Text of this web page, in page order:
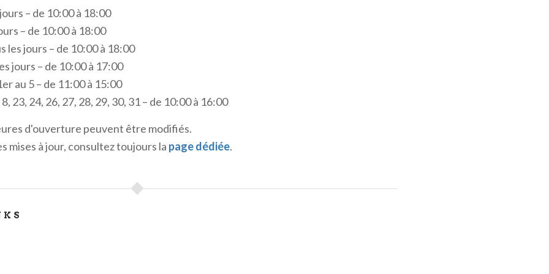
unique de bien-être physique et mental.
Sirmionesont célèbres pour l'
bromo-iodique aux propriétés thérapeutiques extraordinaires, liée à
Fonte Bojola. Cette précieuse ressource naturelle est à la base des
proposés dans notre commune.
de Colombare, et leJardin Thermal (Thermal Garden)
au cœur de la vieille ville. Tous deux proposent une large gamme de
trouverez toutes les informations et conseils utiles pour découvrir
séjour dans l'une des structures d'hébergement locales. La
– de 10:00 à 18:00
– de 10:00 à 18:00
les jours – de 10:00 à 18:00
jours – de 10:00 à 17:00
au 5 – de 11:00 à 15:00
8, 23, 24, 26, 27, 28, 29, 30, 31 – de 10:00 à 16:00
d'ouverture peuvent être modifiés.
mises à jour, consultez toujours la page dédiée.